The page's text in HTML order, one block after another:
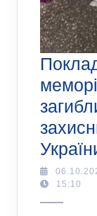
15:10